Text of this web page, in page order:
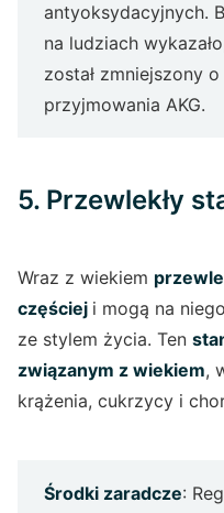
antyoksydacyjnych.
na ludziach
został zmniejszony
przyjmowania AKG.
5. Przewlekły
Wraz z wiekiem
częściej i mogą na
ze stylem życia. Ten
związanym z wiekiem,
krążenia, cukrzycy i
Środki zaradcze: